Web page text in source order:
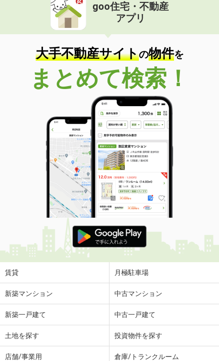
goo住宅・不動産
アプリ
大手不動産サイトの物件を
まとめて検索！
賃貸 月極駐車場
新築マンション 中古マンション
新築一戸建て 中古一戸建て
土地を探す 投資物件を探す
店舗/事業用 倉庫/トランクルーム